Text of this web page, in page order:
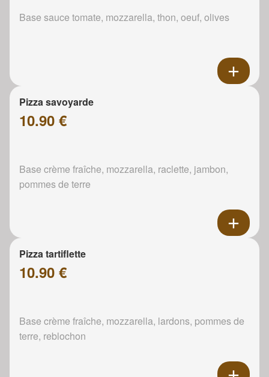
Base sauce tomate, mozzarella, thon, oeuf, olives
Pizza savoyarde
10.90 €
Base crème fraîche, mozzarella, raclette, jambon,
pommes de terre
Pizza tartiflette
10.90 €
Base crème fraîche, mozzarella, lardons, pommes de
terre, reblochon